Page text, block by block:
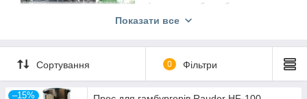
м'ясопереробне обладнання.
Складно уявити в наш час
електричної м'ясорубки.
Промислові м'ясорубки і
фаршемішалки широко використовуються в кафе,
ресторанах, закладах швидкого харчування, їдальнях, а
Показати все
Сортування 0 Фільтри
–15%